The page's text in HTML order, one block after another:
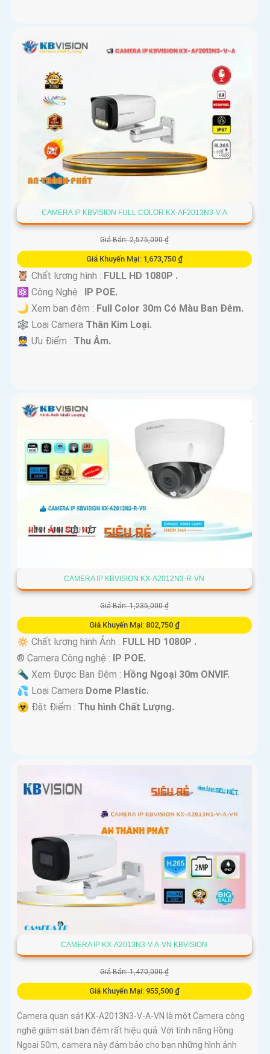
CAMERA IP KBVISION FULL COLOR KX-AF2013N3-V-A
Giá Bán: 2,575,000 ₫
Giá Khuyến Mại: 1,673,750 ₫
🦉 Chất lượng hình : FULL HD 1080P .
⚛️ Công Nghệ :
IP POE.
🌙 Xem ban đêm : Full Color 30m Có Màu Ban Đêm.
🕸️ Loại Camera Thân Kim Loại.
️👮 Ưu Điểm : Thu Âm.
CAMERA IP KBVISION KX-A2012N3-R-VN
Giá Bán: 1,235,000 ₫
Giá Khuyến Mại: 802,750 ₫
🔅 Chất lượng hình Ảnh : FULL HD 1080P .
®️ Camera Công nghệ :
IP POE.
🔦 Xem Được Ban Đêm : Hồng Ngoại 30m ONVIF.
💦 Loại Camera Dome Plastic.
️☣️ Đặt Điểm : Thu hình Chất Lượng.
CAMERA IP KX-A2013N3-V-A-VN KBVISION
Giá Bán: 1,470,000 ₫
Giá Khuyến Mại: 955,500 ₫
Camera quan sát KX-A2013N3-V-A-VN là một Camera công
nghệ giám sát ban đêm rất hiệu quả. Với tính năng Hồng
Ngoại 50m, camera này đảm bảo cho bạn những hình ảnh